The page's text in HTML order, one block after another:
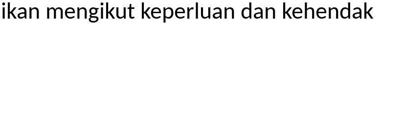
mengikut keperluan dan kehendak